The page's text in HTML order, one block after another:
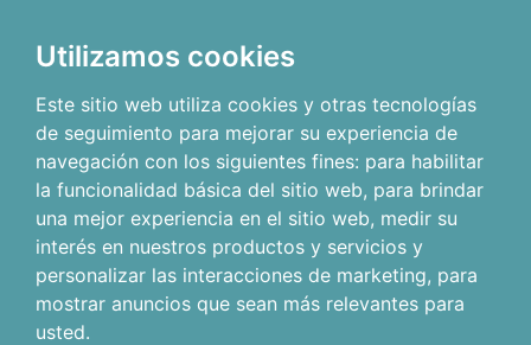
Utilizamos cookies
Este sitio web utiliza cookies y otras tecnologías
de seguimiento para mejorar su experiencia de
navegación con los siguientes fines: para habilitar
la funcionalidad básica del sitio web, para brindar
una mejor experiencia en el sitio web, medir su
interés en nuestros productos y servicios y
personalizar las interacciones de marketing, para
mostrar anuncios que sean más relevantes para
usted.